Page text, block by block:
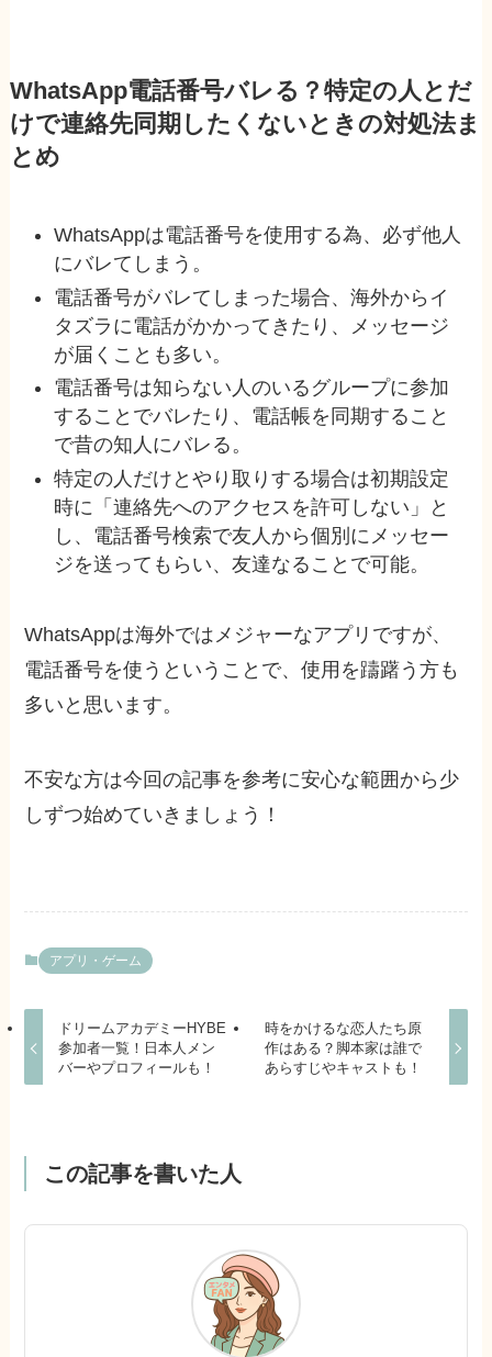
WhatsApp電話番号バレる？特定の人とだ
けで連絡先同期したくないときの対処法ま
とめ
WhatsAppは電話番号を使用する為、必ず他人
にバレてしまう。
電話番号がバレてしまった場合、海外からイ
タズラに電話がかかってきたり、メッセージ
が届くことも多い。
電話番号は知らない人のいるグループに参加
することでバレたり、電話帳を同期すること
で昔の知人にバレる。
特定の人だけとやり取りする場合は初期設定
時に「連絡先へのアクセスを許可しない」と
し、電話番号検索で友人から個別にメッセー
ジを送ってもらい、友達なることで可能。
WhatsAppは海外ではメジャーなアプリですが、
電話番号を使うということで、使用を躊躇う方も
多いと思います。
不安な方は今回の記事を参考に安心な範囲から少
しずつ始めていきましょう！
アプリ・ゲーム
ドリームアカデミーHYBE
参加者一覧！日本人メン
バーやプロフィールも！
時をかけるな恋人たち原
作はある？脚本家は誰で
あらすじやキャストも！
この記事を書いた人